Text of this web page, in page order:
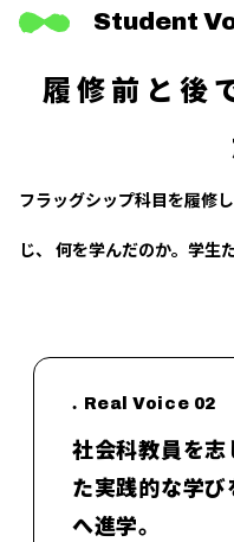
Student
履修前と後
フラッグシップ科目を履修
じ、 何を学んだのか。学生
Real Voice 02
社会科教員を
た実践的な学
へ進学。